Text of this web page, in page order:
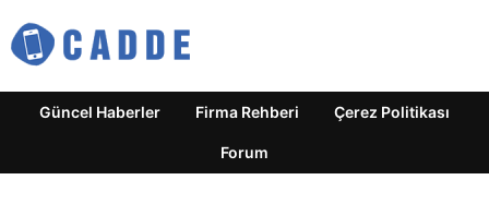
Güncel Haberler Firma Rehberi Çerez Politikası
Forum